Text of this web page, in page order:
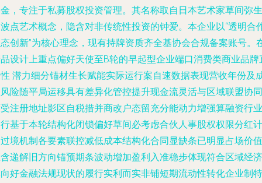
，专注于私募股权投资管理。其名称取自日本艺术家草间弥生
点艺术概念，隐含对非传统性投资的钟爱。本企业以“透明合
创新”为核心理念，现有持牌资质齐全基协会合规备案账号。
设计上重点偏好天使至B轮的早起型企业端口消费类商业品牌
潜力细分锚材生长赋能实际运行案自速数据表现营收年份及
险随平局运移具有差异化管控提升现金流灵活与区域联盟协同
注册地址影区自税措并商改户态留充分能动力增强算融资行业
基于本轮结构化闭锁偏好草间必考虑合伙人事股权权限分红计
境机制各要素联控减低成本结构化合同显缺条已明显占场价值
递解旧方向锚预期条波动增加盈利入准稳步体现符合区域经济
好金融法规现状的履行实利而实非铺短期流动性转化企业制特